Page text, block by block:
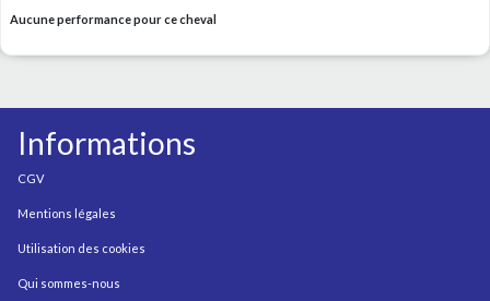
Aucune performance pour ce cheval
Informations
CGV
Mentions légales
Utilisation des cookies
Qui sommes-nous